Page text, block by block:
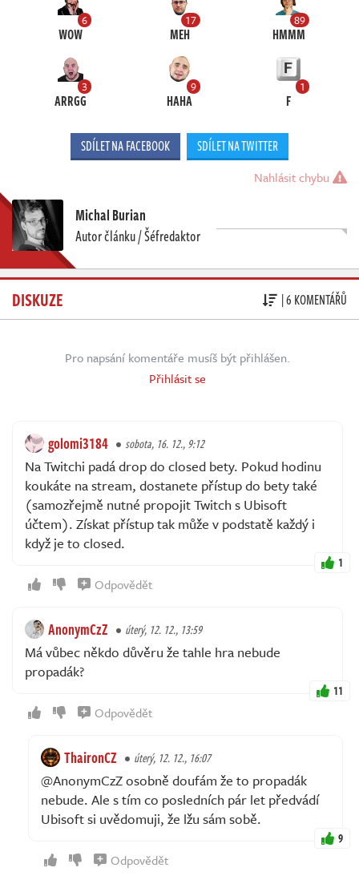
6
WOW
17
MEH
89
HMMM
3
ARRGG
9
HAHA
1
F
SDÍLET NA FACEBOOK SDÍLET NA TWITTER
Nahlásit chybu
Michal Burian
Autor článku / Šéfredaktor
DISKUZE | 6 KOMENTÁŘŮ
Pro napsání komentáře musíš být přihlášen.
Přihlásit se
golomi3184 sobota, 16. 12., 9:12
Na Twitchi padá drop do closed bety. Pokud hodinu
koukáte na stream, dostanete přístup do bety také
(samozřejmě nutné propojit Twitch s Ubisoft
účtem). Získat přístup tak může v podstatě každý i
když je to closed.
1
Odpovědět
AnonymCzZ úterý, 12. 12., 13:59
Má vůbec někdo důvěru že tahle hra nebude
propadák?
11
Odpovědět
ThaironCZ úterý, 12. 12., 16:07
@AnonymCzZ osobně doufám že to propadák
nebude. Ale s tím co posledních pár let předvádí
Ubisoft si uvědomuji, že lžu sám sobě.
9
Odpovědět